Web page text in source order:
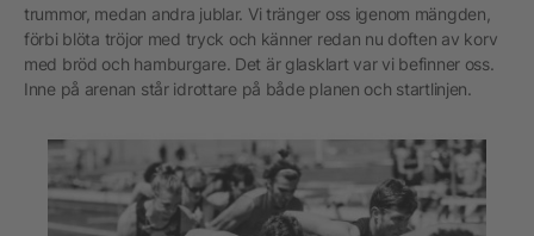
trummor, medan andra jublar. Vi tränger oss igenom mängden,
förbi blöta tröjor med tryck och känner redan nu doften av korv
med bröd och hamburgare. Det är glasklart var vi befinner oss.
Inne på arenan står idrottare på både planen och startlinjen.